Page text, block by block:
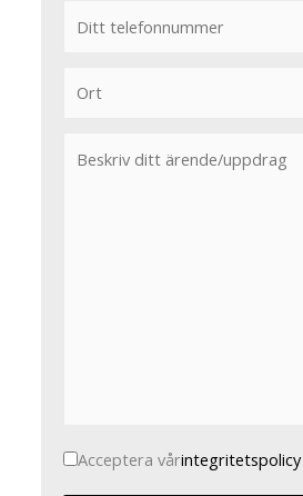
Acceptera vårintegritetspolicy